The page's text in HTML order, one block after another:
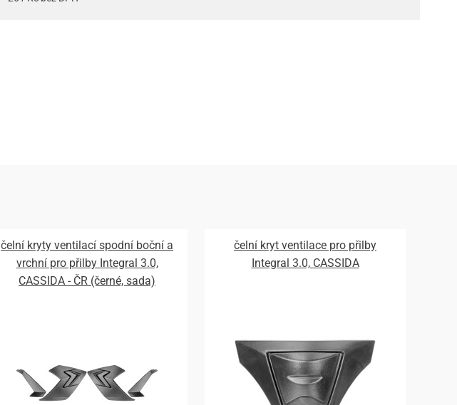
čelní kryty ventilací spodní boční a
vrchní pro přilby Integral 3.0,
CASSIDA - ČR (černé, sada)
čelní kryt ventilace pro přilby
Integral 3.0, CASSIDA